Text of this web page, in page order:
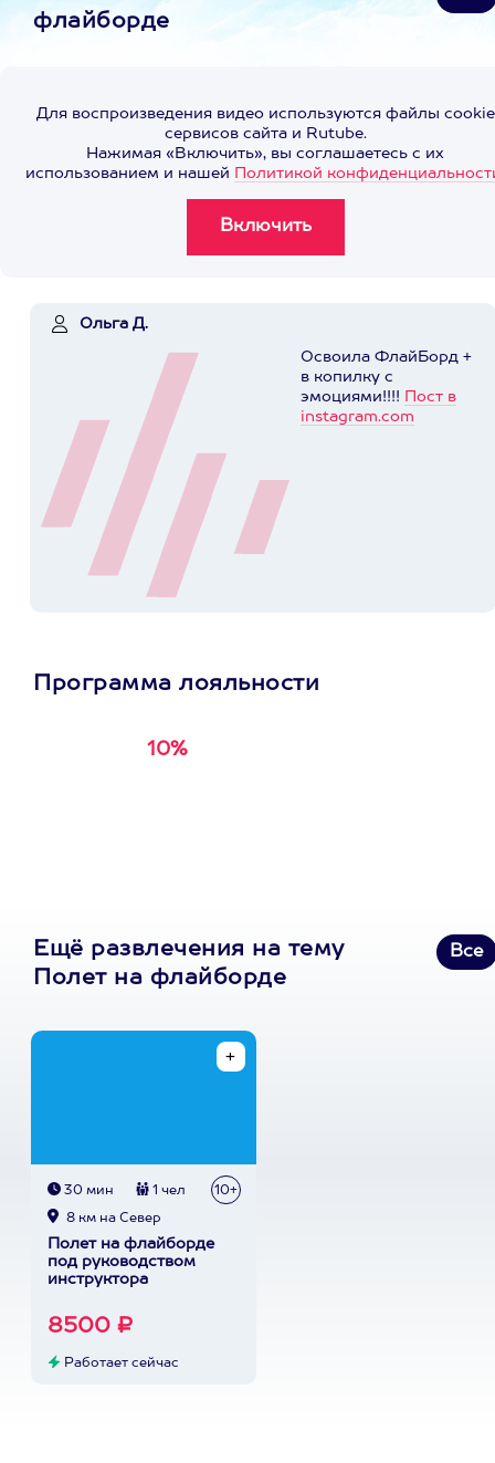
флайборде
Для воспроизведения видео используются файлы cookie
сервисов сайта и Rutube.
Нажимая «Включить», вы соглашаетесь с их
использованием и нашей Политикой
Ольга Д.
Освоила ФлайБорд +
в копилку с
эмоциями!!!! Пост в
instagram.com
Программа лояльности
10%
Ещё развлечения на тему
Полет на флайборде
Все
30 мин 1 чел 10+
8 км на Север
Полет на флайборде
под руководством
инструктора
8500 ₽
Работает сейчас